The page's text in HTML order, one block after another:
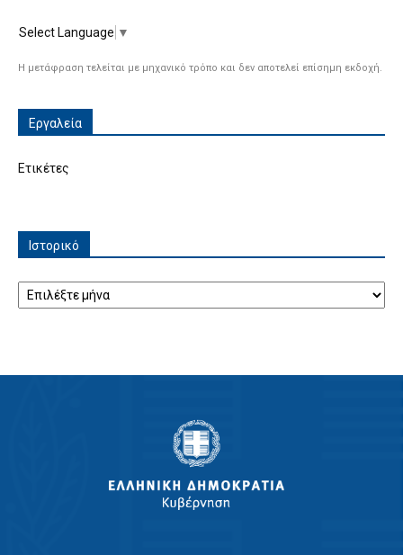
Select Language ▼
Η μετάφραση τελείται με μηχανικό τρόπο και δεν αποτελεί επίσημη εκδοχή.
Εργαλεία
Ετικέτες
Ιστορικό